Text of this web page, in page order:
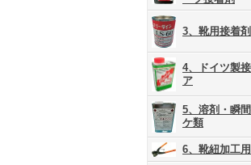
3、靴用接着剤
4、ドイツ製
ア
5、溶剤・瞬
ケ類
6、靴紐加工